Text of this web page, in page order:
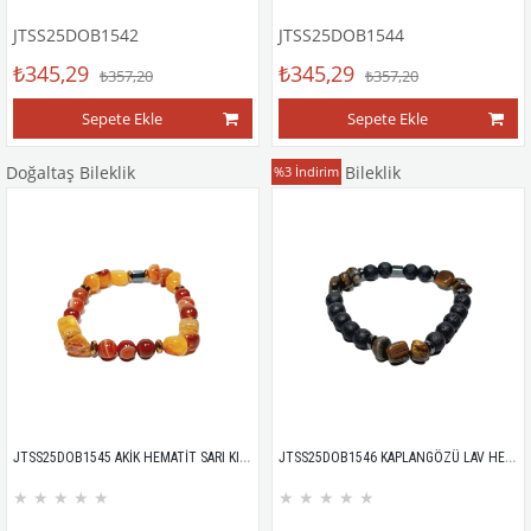
JTSS25DOB1542
₺345,29 ₺357,20
Sepete Ekle
JTSS25DOB1544
₺345,29 ₺357,20
Sepete Ekle
Doğaltaş Bileklik
JTSS25DOB1545 AKİK HEMATİT SARI KIRMIZI JANTİ DOĞALTAŞ BİLEKLİK
★ ★ ★ ★ ★
Doğaltaş Bileklik
JTSS25DOB1546 KAPLANGÖZÜ LAV HEMATİT SİYAH JANTİ DOĞALTAŞ BİLEKLİK
★ ★ ★ ★ ★
%3 İndirim